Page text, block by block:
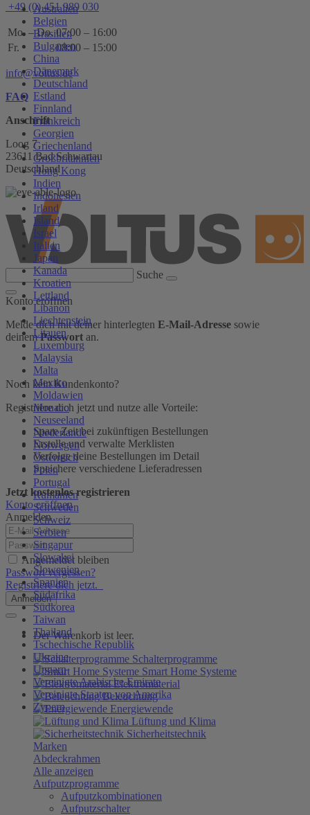
Australien
Belgien
Brasilien
Bulgarien
China
Dänemark
Deutschland
Estland
Finnland
Frankreich
Georgien
Griechenland
Großbritannien
Hong Kong
Indien
Indonesien
Irland
Island
Israel
Italien
Japan
Kanada
Kroatien
Lettland
Libanon
Liechtenstein
Litauen
Luxemburg
Malaysia
Malta
Mexiko
Moldawien
Monaco
Neuseeland
Niederlande
Norwegen
Österreich
Polen
Portugal
Rumänien
Schweden
Schweiz
Serbien
Singapur
Slowakei
Slowenien
Spanien
Südafrika
Südkorea
Taiwan
Thailand
Tschechische Republik
Ukraine
Ungarn
Vereinigte Arabische Emirate
Vereinigte Staaten von Amerika
Zypern
+49 (0) 451 989 030
Mo. – Do. 07:00 – 16:00
Fr.
08:00 – 15:00
info@voltus.de
FAQ
Anschrift
Loog 7
23611 Bad Schwartau
Deutschland
Suche
Konto eröffnen
Melde dich mit deiner hinterlegten E-Mail-Adresse sowie
deinemPasswort an.
Noch kein Kundenkonto?
Registriere dich jetzt und nutze alle Vorteile:
Spare Zeit bei zukünftigen Bestellungen
Erstelle und verwalte Merklisten
Verfolge deine Bestellungen im Detail
Speichere verschiedene Lieferadressen
Jetzt kostenlos registrieren
Konto eröffnen
Anmelden
Angemeldet bleiben
Passwort vergessen?
Registriere dich jetzt.
Anmelden
Der Warenkorb ist leer.
Schalterprogramme
Smart Home Systeme
Elektromaterial
Beleuchtung
Energiewende
Lüftung und Klima
Sicherheitstechnik
Marken
Abdeckrahmen
Alle anzeigen
Aufputzprogramme
Aufputzkombinationen
Aufputzschalter